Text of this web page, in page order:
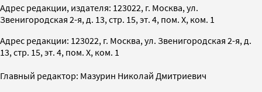
Адрес редакции, издателя: 123022, г. Москва, ул.
Звенигородская 2-я, д. 13, стр. 15, эт. 4, пом. X, ком. 1
Адрес редакции: 123022, г. Москва, ул. Звенигородская 2-я, д.
13, стр. 15, эт. 4, пом. X, ком. 1
Главный редактор: Мазурин Николай Дмитриевич